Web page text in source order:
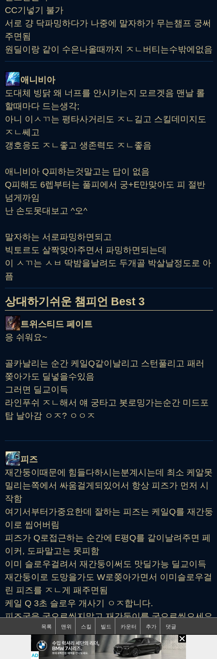
CC기넣기 불가
서로 걍 닥파밍하다가 나중에 말자하가 무는챔프 궁써
주면됨
원딜이랑 같이 수은나올때까지 ㅈㄴ버티는수밖에없음
애니비아
도대체 빙닭 왜 너프를 안시키는지 모르겟음 맨날 롤
할때마다 드는생각;
아니 이ㅅㄲ는 평타사거리도 ㅈㄴ길고 스킬데미지도
ㅈㄴ쎄고
갱호응도 ㅈㄴ좋고 생존력도 ㅈㄴ좋음
애니비아 Q피하는것말고는 답이 없음
Q피해도 6렙부터는 풀피에서 궁+E만맞아도 피 절반
넘게까임
난 손도못대보고 ^오^
말자하는 서로파밍하면되고
빅토르도 살짝맞아주면서 파밍하면되는데
이 ㅅㄲ는 ㅅㅂ 딱밤을날려도 두개골 박살날정도로 아
픔
상대하기쉬운 챔피언 Best 3
트위스티드 페이트
응 쉬워요~
골카날리는 순간 케일Q같이날리고 스턴풀리고 패러
쫒아가도 딜넣을수있음
그러면 딜교이득
라인푸쉬 ㅈㄴ해서 얘 궁타고 봇로밍가는순간 미드포
탑 날아감 ㅇㅈ? ㅇㅇㅈ
피즈
재간둥이때문에 힘들다하시는분계시는데 최소 케알못
밀리는쪽에서 싸움걸게되있어서 항상 피즈가 먼저 시
작함
여기서부터가중요한데 잘하는 피즈는 케일Q를 재간둥
이로 씹어버림
피즈가 Q로접근하는 순간에 E평Q를 같이날려주면 페
이커, 도파말고는 못피함
이미 슬로우걸려서 재간둥이써도 맛딜가능 딜교이득
재간둥이로 도망을가도 W로쫒아가면서 이미슬로우걸
린 피즈를 ㅈㄴ게 패주면됨
케일 Q 3초 슬로우 개사기 ㅇㅈ합니다.
피즈궁을 궁으로씹지말고 재간둥이를 궁으로씹으세요
궁쓰고나서 피즈가 QW로 들어와서 맞딜해도 케일이
짧은 미드라인에서 도망가면서 카이팅해도 이깁니다.
(풀피기준) 피즈가 재간둥이로 도망가면 궁뺏으니 W
목록 맨위 스킬 빌드 카운터 추가 댓글
AD